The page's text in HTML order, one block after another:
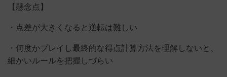
【懸念点】
・点差が大きくなると逆転は難しい
・何度かプレイし最終的な得点計算方法を理解しないと、
細かいルールを把握しづらい